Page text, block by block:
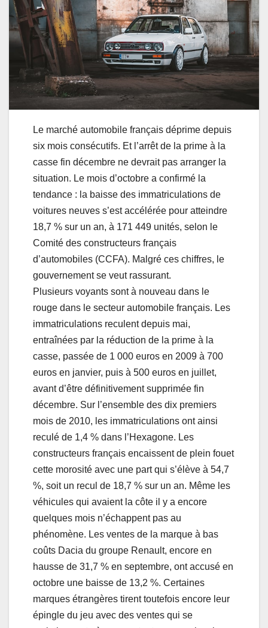
Le marché automobile français déprime depuis
six mois consécutifs. Et l’arrêt de la prime à la
casse fin décembre ne devrait pas arranger la
situation. Le mois d’octobre a confirmé la
tendance : la baisse des immatriculations de
voitures neuves s’est accélérée pour atteindre
18,7 % sur un an, à 171 449 unités, selon le
Comité des constructeurs français
d’automobiles (CCFA). Malgré ces chiffres, le
gouvernement se veut rassurant.
Plusieurs voyants sont à nouveau dans le
rouge dans le secteur automobile français. Les
immatriculations reculent depuis mai,
entraînées par la réduction de la prime à la
casse, passée de 1 000 euros en 2009 à 700
euros en janvier, puis à 500 euros en juillet,
avant d’être définitivement supprimée fin
décembre. Sur l’ensemble des dix premiers
mois de 2010, les immatriculations ont ainsi
reculé de 1,4 % dans l’Hexagone. Les
constructeurs français encaissent de plein fouet
cette morosité avec une part qui s’élève à 54,7
%, soit un recul de 18,7 % sur un an. Même les
véhicules qui avaient la côte il y a encore
quelques mois n’échappent pas au
phénomène. Les ventes de la marque à bas
coûts Dacia du groupe Renault, encore en
hausse de 31,7 % en septembre, ont accusé en
octobre une baisse de 13,2 %. Certaines
marques étrangères tirent toutefois encore leur
épingle du jeu avec des ventes qui se